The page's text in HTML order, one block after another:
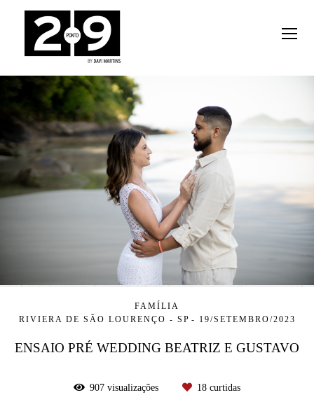
FAMÍLIA
RIVIERA DE SÃO LOURENÇO - SP
19/SETEMBRO/2023
ENSAIO PRÉ WEDDING BEATRIZ E GUSTAVO
907 visualizações 18 curtidas